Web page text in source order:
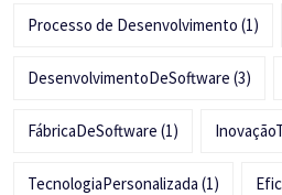
Processo de Desenvolvimento (1)
DesenvolvimentoDeSoftware (3)
FábricaDeSoftware (1)
TecnologiaPersonalizada (1)